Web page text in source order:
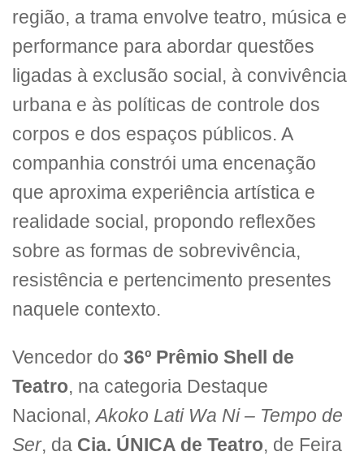
região, a trama envolve teatro, música e
performance para abordar questões
ligadas à exclusão social, à convivência
urbana e às políticas de controle dos
corpos e dos espaços públicos. A
companhia constrói uma encenação
que aproxima experiência artística e
realidade social, propondo reflexões
sobre as formas de sobrevivência,
resistência e pertencimento presentes
naquele contexto.
Vencedor do 36º Prêmio Shell de
Teatro, na categoria Destaque
Nacional,Akoko Lati Wa Ni – Tempo de
Ser, da Cia. ÚNICA de Teatro, de Feira